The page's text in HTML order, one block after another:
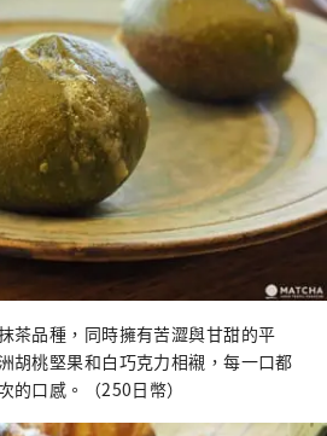
茶品種，同時擁有苦澀與甘甜的平
胡桃堅果和白巧克力相襯，每一口都
的口感。（250日幣）